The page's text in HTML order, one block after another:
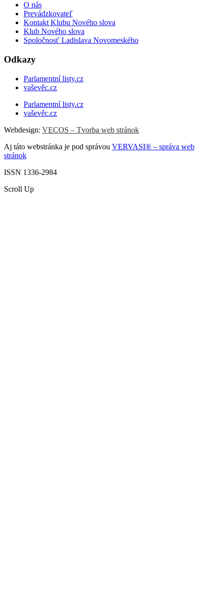
O nás
Prevádzkovateľ
Kontakt Klubu Nového slova
Klub Nového slova
Spoločnosť Ladislava Novomeského
Odkazy
Parlamentní listy.cz
vaševěc.cz
Parlamentní listy.cz
vaševěc.cz
Webdesign: VECOS – Tvorba web stránok
Aj táto webstránka je pod správou VERVASI® – správa web
stránok
ISSN 1336-2984
Scroll Up